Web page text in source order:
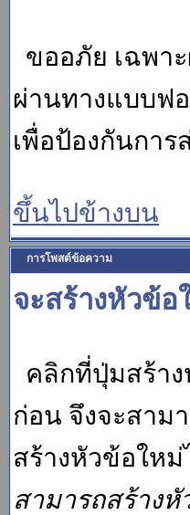
ขออภัย เฉพา
ผ่านทางแบบฟ
เพื่อป้องกันการ
ขึ้นไปข้างบน
การโพสต์ข้อความ
จะสร้างหัวข้อ
คลิกที่ปุ่มสร้า
ก่อน จึงจะสาม
สร้างหัวข้อให
สามารถสร้าง